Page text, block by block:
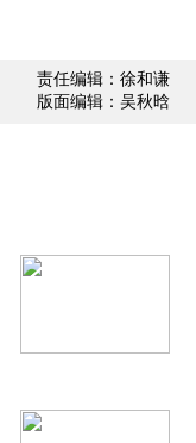
责任编辑：徐和谦
版面编辑：吴秋晗